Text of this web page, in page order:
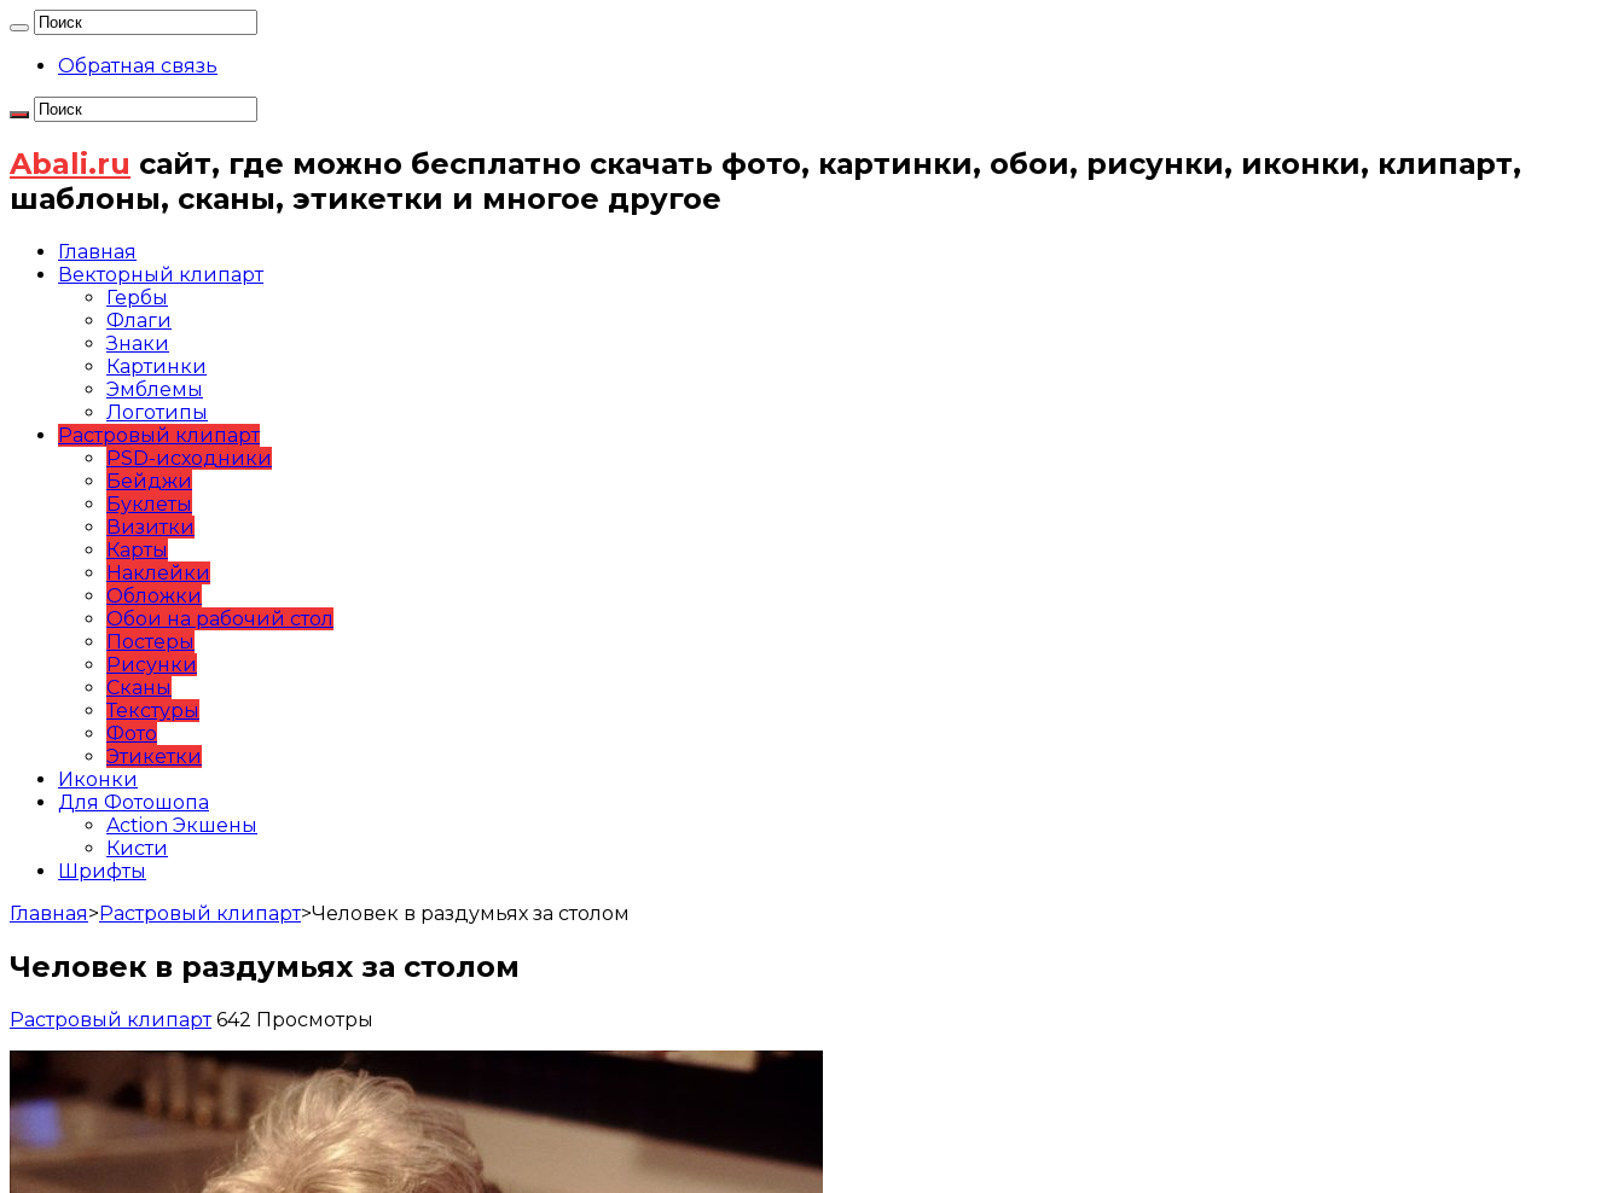
Обратная связь
Abali.ru сайт, где можно бесплатно скачать фото, картинки, обои, рисунки, иконки, клипарт,
шаблоны, сканы, этикетки и многое другое
Главная
Векторный клипарт
Гербы
Флаги
Знаки
Картинки
Эмблемы
Логотипы
Растровый клипарт
PSD-исходники
Бейджи
Буклеты
Визитки
Карты
Наклейки
Обложки
Обои на рабочий стол
Постеры
Рисунки
Сканы
Текстуры
Фото
Этикетки
Иконки
Для Фотошопа
Action Экшены
Кисти
Шрифты
Главная>Растровый клипарт>Человек в раздумьях за столом
Человек в раздумьях за столом
Растровый клипарт 642 Просмотры